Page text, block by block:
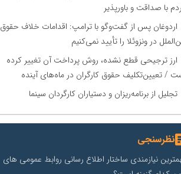
با صداقت و باورپذیر
اردوغان پس از گفت‌وگو با ترامپ: اقدامات خلاف حقوق
در ونزوئلا را تأیید نمی‌کنیم
ارز ترجیحی قطع نشده، روش پرداخت آن تغییر کرده
/ تعیین‌تکلیف حقوق کارگران در ماه‌های آینده
تجلیل از برنامه‌ریزان و دستیاران کارگردان سینما
نظرسنجی
نیازمندی ساختار اطلاع رسانی روابط عمومی های